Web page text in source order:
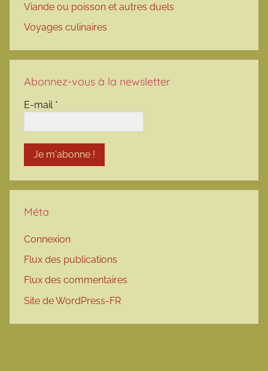
Viande ou poisson et autres duels
Voyages culinaires
Abonnez-vous à la newsletter
E-mail *
Méta
Connexion
Flux des publications
Flux des commentaires
Site de WordPress-FR